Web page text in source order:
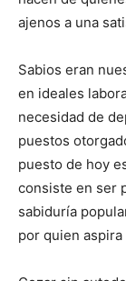
ajenos a una
Sabios eran
en ideales
necesidad de
puestos
puesto de hoy
consiste en ser
sabiduría
por quien